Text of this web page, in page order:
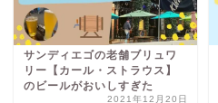
サンディエゴの老舗ブリュワ
リー【カール・ストラウス】
のビールがおいしすぎた
2021年12月20日